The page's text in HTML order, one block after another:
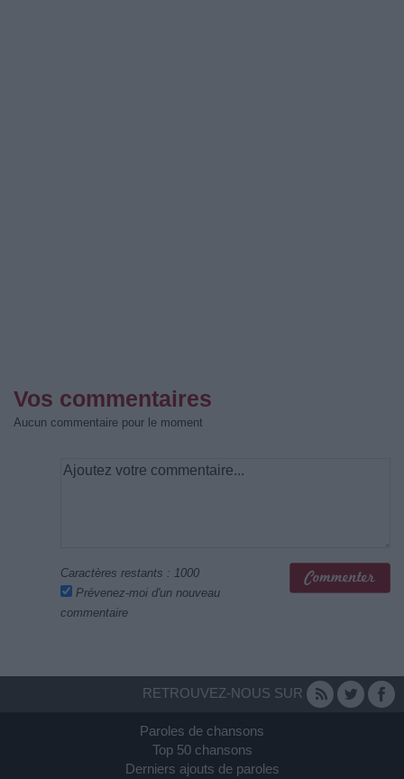
Vos commentaires
Aucun commentaire pour le moment
Caractères restants : 1000
Prévenez-moi d'un nouveau
commentaire
RETROUVEZ-NOUS SUR
Paroles de chansons
Top 50 chansons
Derniers ajouts de paroles